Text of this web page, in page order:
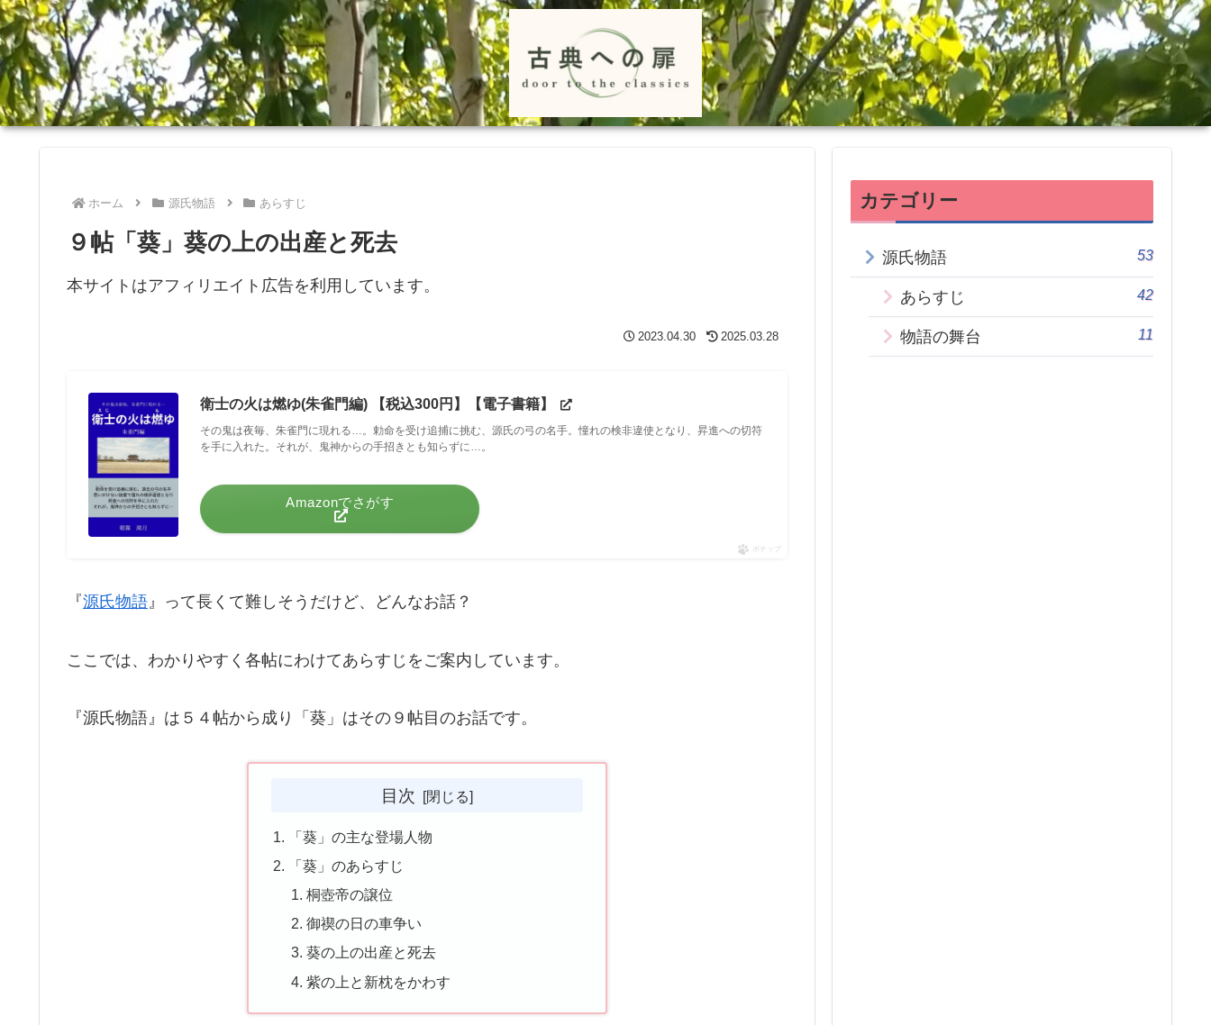
ホーム 源氏物語 あらすじ
９帖「葵」葵の上の出産と死去
本サイトはアフィリエイト広告を利用しています。
2023.04.30 2025.03.28
衛士の火は燃ゆ(朱雀門編) 【税込300円】【電子書籍】
その鬼は夜毎、朱雀門に現れる…。勅命を受け追捕に挑む、源氏の弓の名手。憧れの検非違使となり、昇進への切符
を手に入れた。それが、鬼神からの手招きとも知らずに…。
Amazonでさがす
ポチップ
『源氏物語』って長くて難しそうだけど、どんなお話？
ここでは、わかりやすく各帖にわけてあらすじをご案内しています。
『源氏物語』は５４帖から成り「葵」はその９帖目のお話です。
目次
「葵」の主な登場人物
「葵」のあらすじ
桐壺帝の譲位
御禊の日の車争い
葵の上の出産と死去
紫の上と新枕をかわす
カテゴリー
源氏物語 53
あらすじ 42
物語の舞台 11